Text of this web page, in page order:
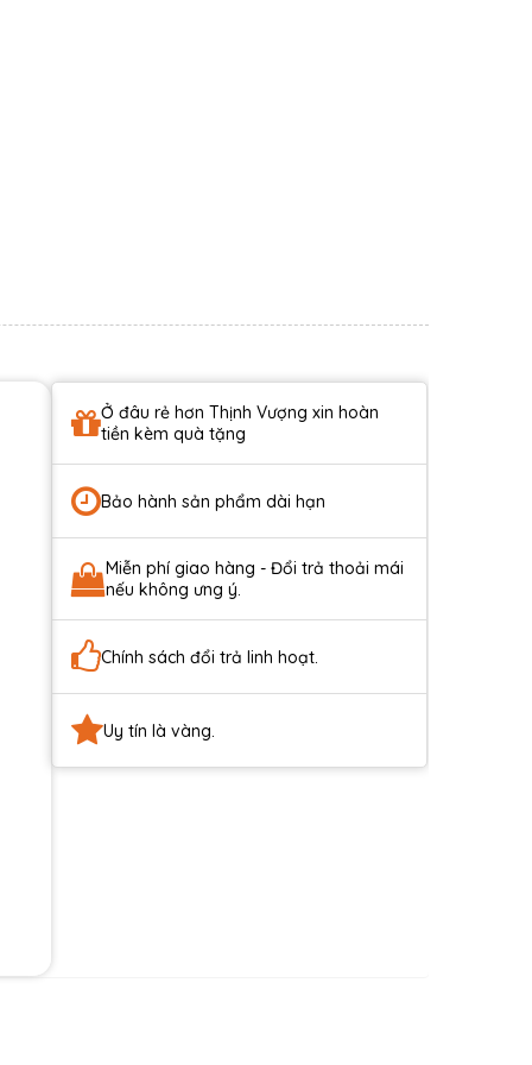
Ở đâu rẻ hơn Thịnh Vượng xin hoàn
tiền kèm quà tặng
Bảo hành sản phẩm dài hạn
Miễn phí giao hàng - Đổi trả thoải mái
nếu không ưng ý.
Chính sách đổi trả linh hoạt.
Uy tín là vàng.